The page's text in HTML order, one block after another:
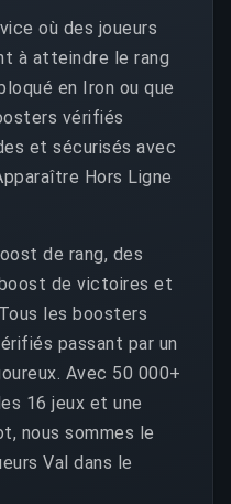
où des joueurs
à atteindre le rang
en Iron ou que
vérifiés
et sécurisés avec
Hors Ligne
de rang, des
de victoires et
les boosters
passant par un
Avec 50 000+
16 jeux et une
nous sommes le
Val dans le